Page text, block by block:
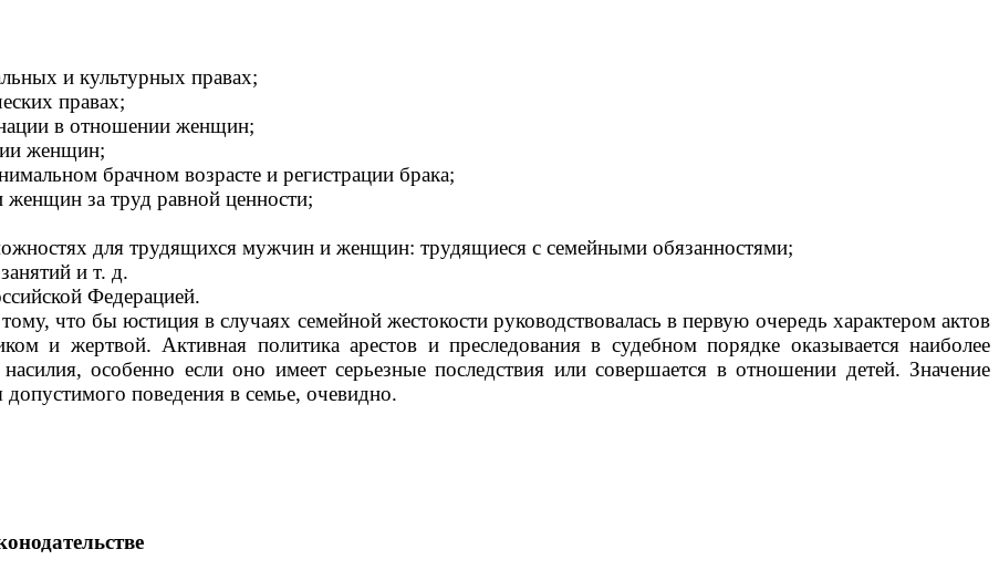
и культурных правах;
правах;
в отношении женщин;
женщин;
брачном возрасте и регистрации брака;
за труд равной ценности;
для трудящихся мужчин и женщин: трудящиеся с семейными обязанностями;
и т. д.
Федерацией.
что бы юстиция в случаях семейной жестокости руководствовалась в первую очередь характером актов
и жертвой. Активная политика арестов и преследования в судебном порядке оказывается наиболее
особенно если оно имеет серьезные последствия или совершается в отношении детей. Значение
поведения в семье, очевидно.